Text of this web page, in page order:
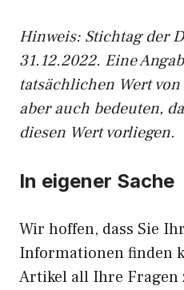
Hinweis: Stichtag der
31.12.2022. Eine
tatsächlichen Wert
aber auch bedeuten,
diesen Wert vorliegen.
In eigener Sache
Wir hoffen, dass Sie
Informationen finden
Artikel all Ihre Fragen